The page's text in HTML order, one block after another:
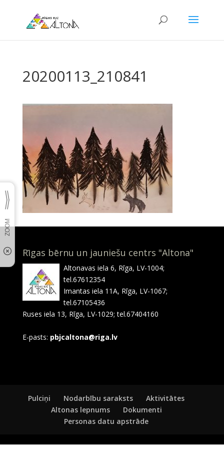
20200113_210841
Rīgas bērnu un jauniešu centrs "Altona"
Altonavas iela 6, Rīga, LV-1004;
tel.67612354
Imantas iela 11A, Rīga, LV-1067;
tel.67105436
Ruses iela 13, Rīga, LV-1029; tel.67404160
E-pasts: pbjcaltona@riga.lv
Pulciņi Nodarbību saraksts
Aktivitātes
Altonas lepnums
Dokumenti
Personas datu apstrāde